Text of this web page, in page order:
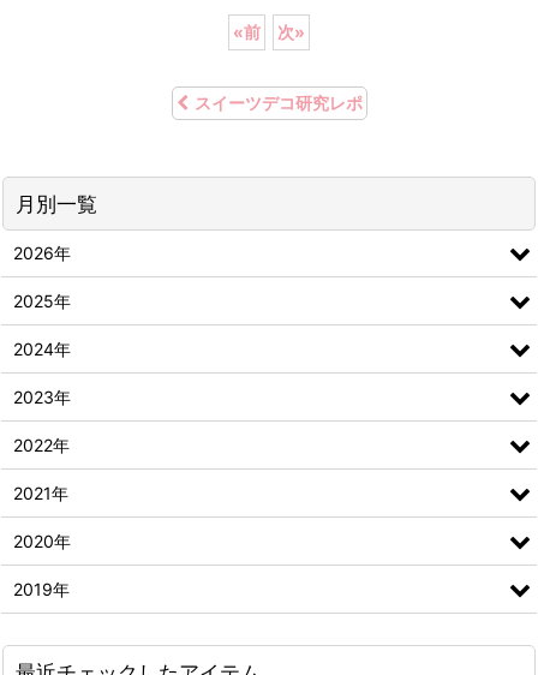
«前 次»
スイーツデコ研究レポ
月別一覧
2026年
2025年
2024年
2023年
2022年
2021年
2020年
2019年